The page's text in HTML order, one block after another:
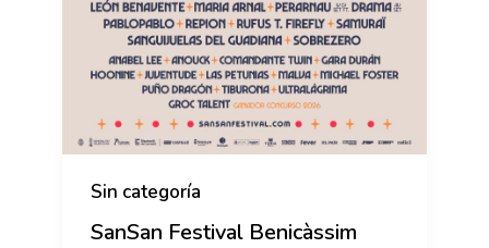
Sin categoría
SanSan Festival Benicàssim